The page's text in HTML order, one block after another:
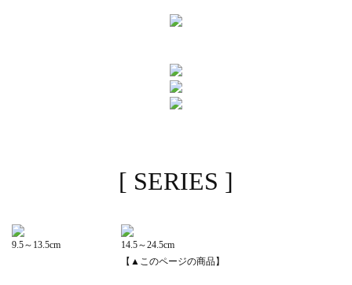
[ SERIES ]
9.5～13.5cm
14.5～24.5cm
【▲このページの商品】